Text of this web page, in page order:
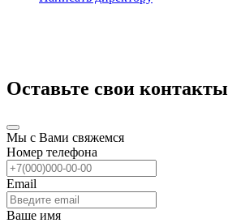
Оставьте свои контакты
Мы с Вами свяжемся
Номер телефона
Email
Ваше имя